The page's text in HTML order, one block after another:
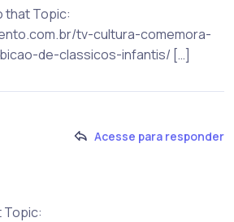
that Topic:
tv-cultura-comemora-
de-classicos-infantis/ […]
Acesse para responder
Topic: